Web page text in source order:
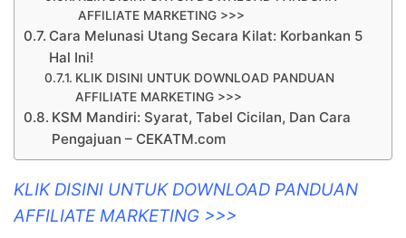
AFFILIATE MARKETING >>>
Cara Melunasi Utang Secara Kilat: Korbankan 5
Hal Ini!
KLIK DISINI UNTUK DOWNLOAD PANDUAN
AFFILIATE MARKETING >>>
KSM Mandiri: Syarat, Tabel Cicilan, Dan Cara
Pengajuan – CEKATM.com
KLIK DISINI UNTUK DOWNLOAD PANDUAN
AFFILIATE MARKETING >>>